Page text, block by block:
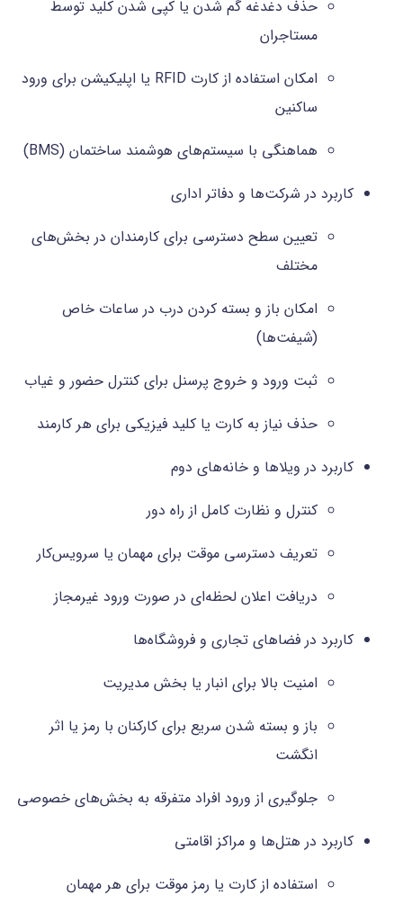
حذف دغدغه گم شدن یا کپی شدن کلید توسط
مستاجران
امکان استفاده از کارت RFID یا اپلیکیشن برای ورود
ساکنین
هماهنگی با سیستم‌های هوشمند ساختمان (BMS)
کاربرد در شرکت‌‌ها و دفاتر اداری
تعیین سطح دسترسی برای کارمندان در بخش‌های
مختلف
امکان باز و بسته کردن درب در ساعات خاص
(شیفت‌ها)
ثبت ورود و خروج پرسنل برای کنترل حضور و غیاب
حذف نیاز به کارت یا کلید فیزیکی برای هر کارمند
کاربرد در ویلاها و خانه‌های دوم
کنترل و نظارت کامل از راه دور
تعریف دسترسی موقت برای مهمان یا سرویس‌کار
دریافت اعلان لحظه‌ای در صورت ورود غیرمجاز
کاربرد در فضاهای تجاری و فروشگاه‌ها
امنیت بالا برای انبار یا بخش مدیریت
باز و بسته شدن سریع برای کارکنان با رمز یا اثر
انگشت
جلوگیری از ورود افراد متفرقه به بخش‌های خصوصی
کاربرد در هتل‌ها و مراکز اقامتی
استفاده از کارت یا رمز موقت برای هر مهمان